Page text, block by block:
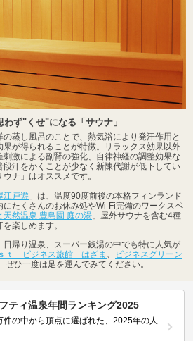
ず"くせ"になる「サウナ」
の蒸し風呂のことで、熱気浴により発汗作用と
が得られることが特徴。リラックス効果以外
激による副腎の強化、自律神経の調整効果な
段汗をかくことが少なく新陳代謝が低下してい
ナ」はオススメです。
江戸遊 」は、温度90度前後の本格フィンランド
たくさんのお休み処やWi-Fi完備のワークスペ
天然温泉 豊島園 庭の湯 」屋外サウナを含む4種
楽しめます。
帰り温泉、スーパー銭湯の中でも特に人気が
ｔ ビジネス旅館 はざま 、
ビジネスグリーン
ぜひ一度は足を運んでみてください。
ティ温泉年間ランキング2025
件の中から頂点に選ばれた、2025年の人